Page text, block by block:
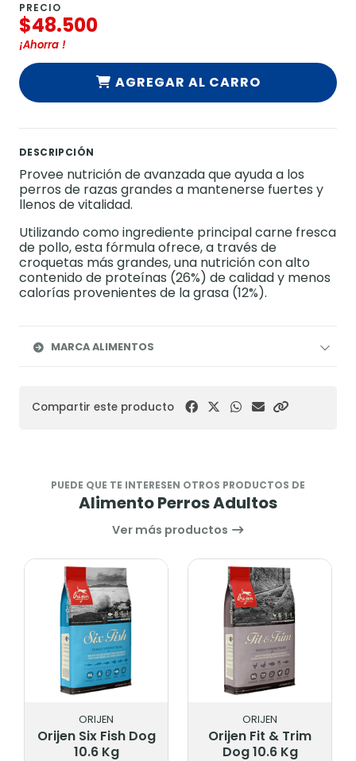
PRECIO
$48.500
¡Ahorra !
AGREGAR AL CARRO
DESCRIPCIÓN
Provee nutrición de avanzada que ayuda a los
perros de razas grandes a mantenerse fuertes y
llenos de vitalidad.
Utilizando como ingrediente principal carne fresca
de pollo, esta fórmula ofrece, a través de
croquetas más grandes, una nutrición con alto
contenido de proteínas (26%) de calidad y menos
calorías provenientes de la grasa (12%).
MARCA ALIMENTOS
Compartir este producto
PUEDE QUE TE INTERESEN OTROS PRODUCTOS DE
Alimento Perros Adultos
Ver más productos
ORIJEN
Orijen Fit & Trim
Dog 10.6 Kg
ACANA
Acana Duck &
Pear 10.2 Kg.